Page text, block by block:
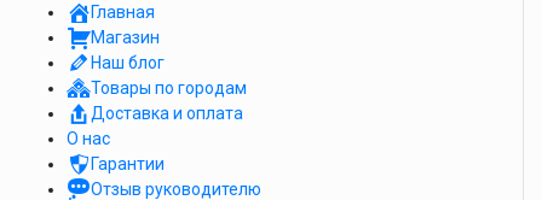
Главная
Магазин
Наш блог
Товары по городам
Доставка и оплата
О нас
Гарантии
Отзыв руководителю